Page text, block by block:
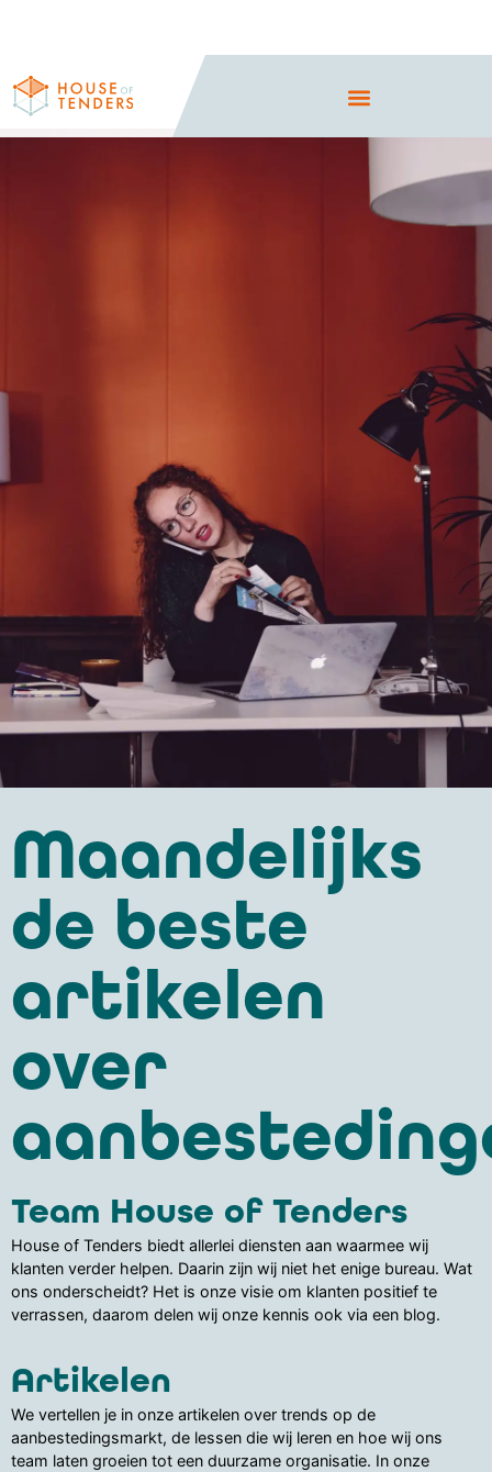
Maandelijks
de beste
artikelen
over
Team House of Tenders
House of Tenders biedt allerlei diensten aan waarmee wij
klanten verder helpen. Daarin zijn wij niet het enige bureau. Wat
ons onderscheidt? Het is onze visie om klanten positief te
verrassen, daarom delen wij onze kennis ook via een blog.
Artikelen
We vertellen je in onze artikelen over trends op de
aanbestedingsmarkt, de lessen die wij leren en hoe wij ons
team laten groeien tot een duurzame organisatie. In onze